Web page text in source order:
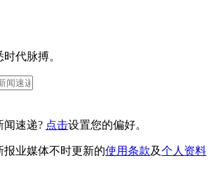
代脉搏。
闻速递? 点击设置您的偏好。
业媒体不时更新的使用条款及个人资料